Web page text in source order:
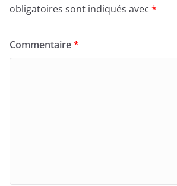
obligatoires sont indiqués avec *
Commentaire*